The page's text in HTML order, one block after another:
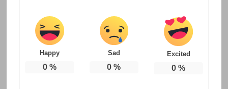
Happy
0%
Sad
0 %
Excited
0 %